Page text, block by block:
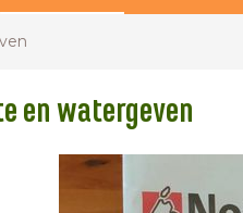
en watergeven